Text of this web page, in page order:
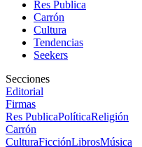
Res Publica
Carrón
Cultura
Tendencias
Seekers
Secciones
Editorial
Firmas
Res PublicaPolíticaReligión
Carrón
CulturaFicciónLibrosMúsica